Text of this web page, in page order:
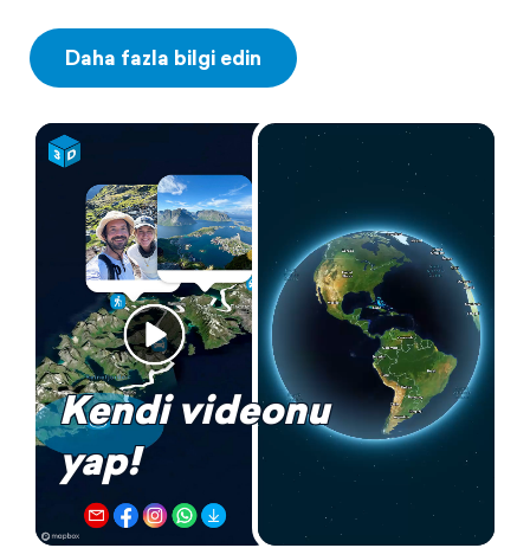
Daha fazla bilgi edin
Kendi videonu
yap!